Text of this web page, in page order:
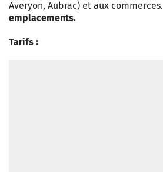
Averyon, Aubrac) et aux commerces.
emplacements.
Tarifs :